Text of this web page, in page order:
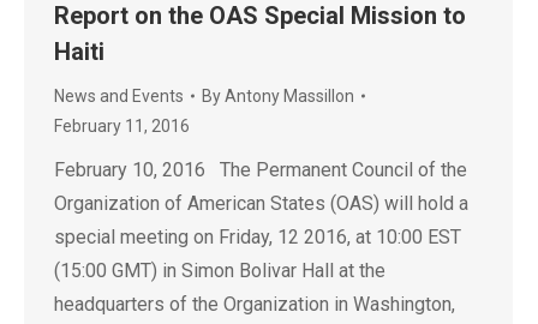
Report on the OAS Special Mission to
Haiti
News and Events ByAntony Massillon
February 11, 2016
February 10, 2016 The Permanent Council of the
Organization of American States (OAS) will hold a
special meeting on Friday, 12 2016, at 10:00 EST
(15:00 GMT) in Simon Bolivar Hall at the
headquarters of the Organization in Washington,